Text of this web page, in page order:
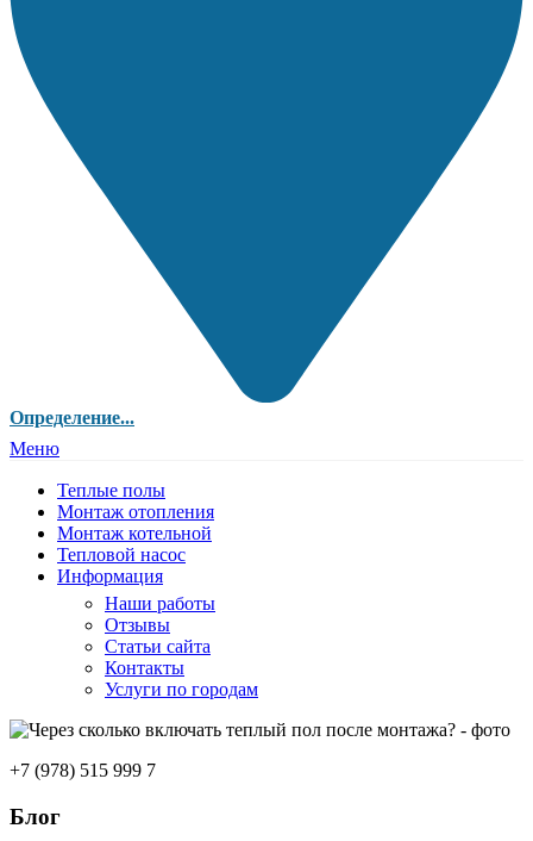
Определение...
Меню
Теплые полы
Монтаж отопления
Монтаж котельной
Тепловой насос
Информация
Наши работы
Отзывы
Статьи сайта
Контакты
Услуги по городам
+7 (978) 515 999 7
Блог